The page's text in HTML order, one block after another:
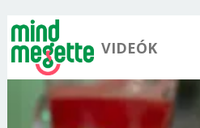
VIDEÓK